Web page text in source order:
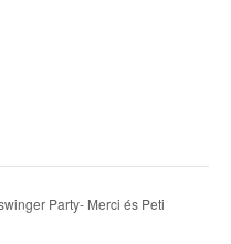
Party- Merci és Peti